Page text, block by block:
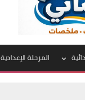
المرحلة الإعدادية